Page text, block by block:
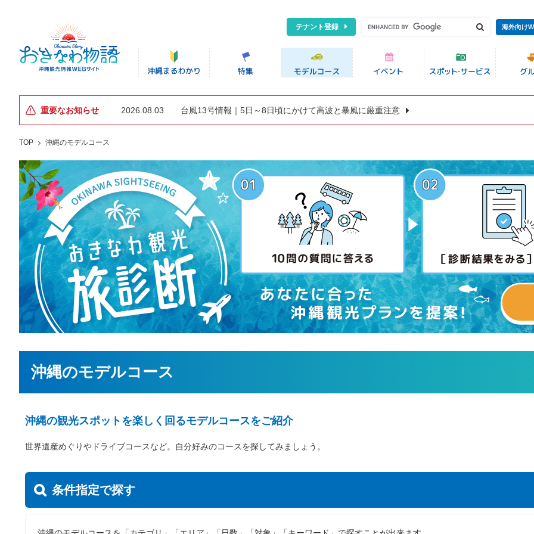
テナント登録 海外向け
重要なお知らせ 2026.08.03 台風13号情報｜5日～8日頃にかけて高波と暴風に厳重注意
TOP 沖縄のモデルコース
沖縄のモデルコース
沖縄の観光スポットを楽しく回るモデルコースをご紹介
世界遺産めぐりやドライブコースなど。自分好みのコースを探してみましょう。
条件指定で探す